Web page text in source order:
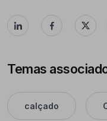
Temas
calçado